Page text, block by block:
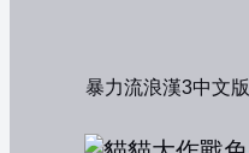
暴力流浪漢3中文版